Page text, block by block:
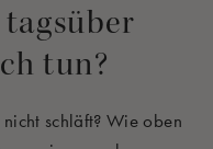
tun?
schläft? Wie oben